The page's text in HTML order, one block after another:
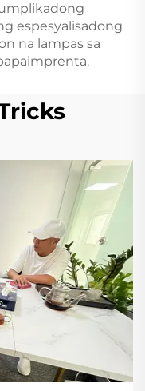
espesyalisadong
na lampas sa